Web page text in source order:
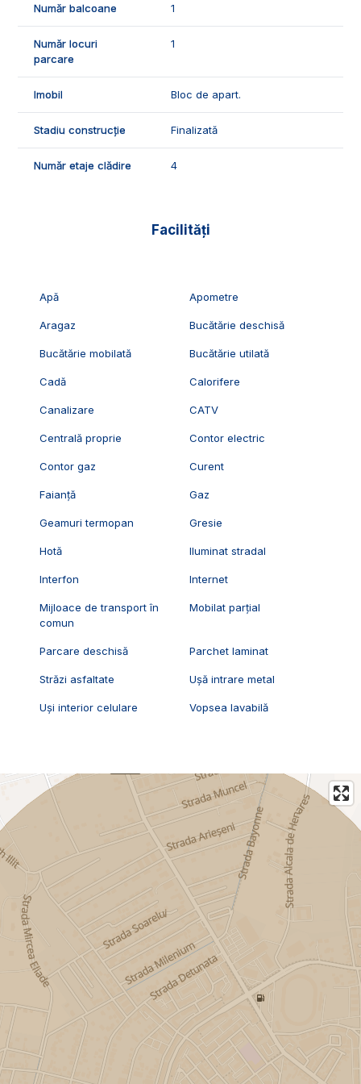
ID Exclusiv - 3096835
Număr balcoane 1
Număr locuri
parcare
1
Imobil Bloc de apart.
Stadiu construcție Finalizată
Număr etaje clădire 4
Facilități
Apă Apometre
Aragaz Bucătărie deschisă
Bucătărie mobilată Bucătărie utilată
Cadă Calorifere
Canalizare CATV
Centrală proprie Contor electric
Contor gaz Curent
Faianță Gaz
Geamuri termopan Gresie
Hotă Iluminat stradal
Interfon Internet
Mijloace de transport în
comun
Mobilat parțial
Parcare deschisă Parchet laminat
Străzi asfaltate Ușă intrare metal
Uși interior celulare Vopsea lavabilă